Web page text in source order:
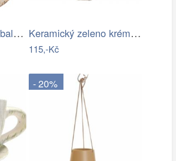
Béžový keramický obal na květináč se… Keramický zeleno krémový květináč se…
115,-Kč
- 20%